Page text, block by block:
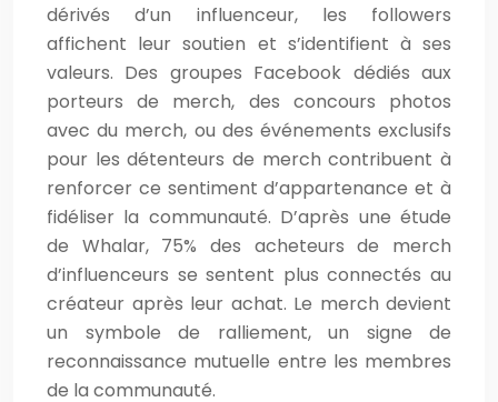
dérivés d’un influenceur, les followers
affichent leur soutien et s’identifient à ses
valeurs. Des groupes Facebook dédiés aux
porteurs de merch, des concours photos
avec du merch, ou des événements exclusifs
pour les détenteurs de merch contribuent à
renforcer ce sentiment d’appartenance et à
fidéliser la communauté. D’après une étude
de Whalar, 75% des acheteurs de merch
d’influenceurs se sentent plus connectés au
créateur après leur achat. Le merch devient
un symbole de ralliement, un signe de
reconnaissance mutuelle entre les membres
de la communauté.